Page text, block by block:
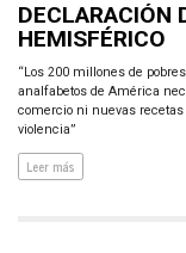
DECLARACIÓN
HEMISFÉRICO
“Los 200 millones de
analfabetos de América
comercio ni nuevas
violencia”
Leer más